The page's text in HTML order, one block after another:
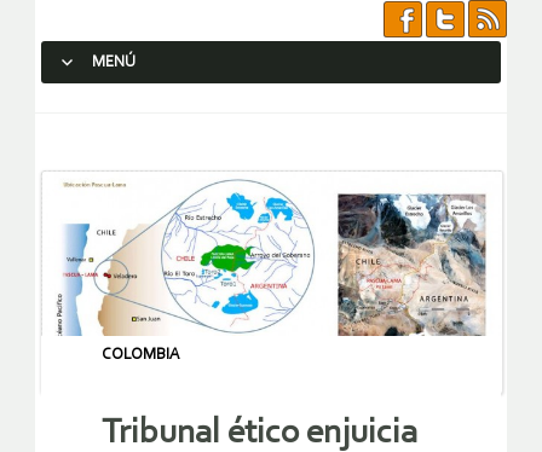
MENÚ
COLOMBIA
Tribunal ético enjuicia